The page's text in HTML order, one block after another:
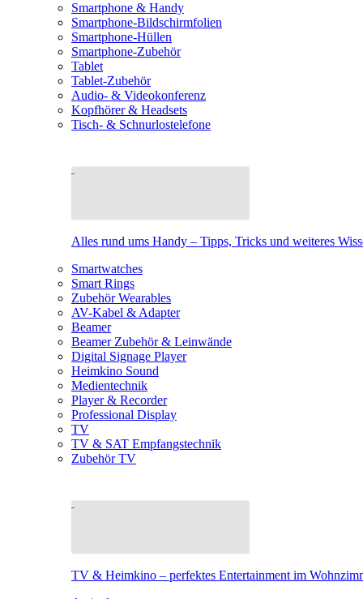
Smartphone & Handy
Smartphone-Bildschirmfolien
Smartphone-Hüllen
Smartphone-Zubehör
Tablet
Tablet-Zubehör
Audio- & Videokonferenz
Kopfhörer & Headsets
Tisch- & Schnurlostelefone
Alles rund ums Handy – Tipps, Tricks und weiteres
Smartwatches
Smart Rings
Zubehör Wearables
AV-Kabel & Adapter
Beamer
Beamer Zubehör & Leinwände
Digital Signage Player
Heimkino Sound
Medientechnik
Player & Recorder
Professional Display
TV
TV & SAT Empfangstechnik
Zubehör TV
TV & Heimkino – perfektes Entertainment im